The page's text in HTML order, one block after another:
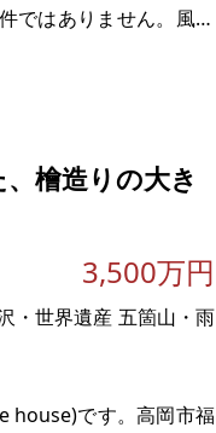
ではありません。風呂
檜造りの大き
3,500万円
・世界遺産 五箇山・雨
house)です。高岡市福